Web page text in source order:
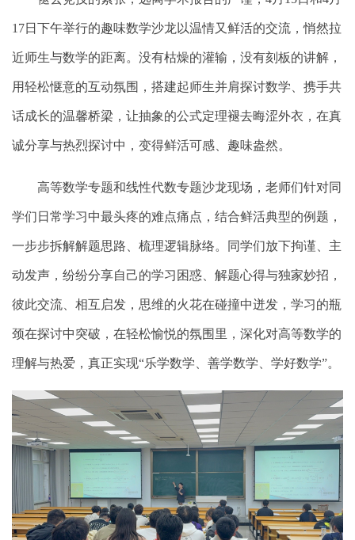
17日下午举行的趣味数学沙龙以温情又鲜活的交流，悄然拉
近师生与数学的距离。没有枯燥的灌输，没有刻板的讲解，
用轻松惬意的互动氛围，搭建起师生并肩探讨数学、携手共
话成长的温馨桥梁，让抽象的公式定理褪去晦涩外衣，在真
诚分享与热烈探讨中，变得鲜活可感、趣味盎然。
高等数学专题和线性代数专题沙龙现场，老师们针对同
学们日常学习中最头疼的难点痛点，结合鲜活典型的例题，
一步步拆解解题思路、梳理逻辑脉络。同学们放下拘谨、主
动发声，纷纷分享自己的学习困惑、解题心得与独家妙招，
彼此交流、相互启发，思维的火花在碰撞中迸发，学习的瓶
颈在探讨中突破，在轻松愉悦的氛围里，深化对高等数学的
理解与热爱，真正实现“乐学数学、善学数学、学好数学”。